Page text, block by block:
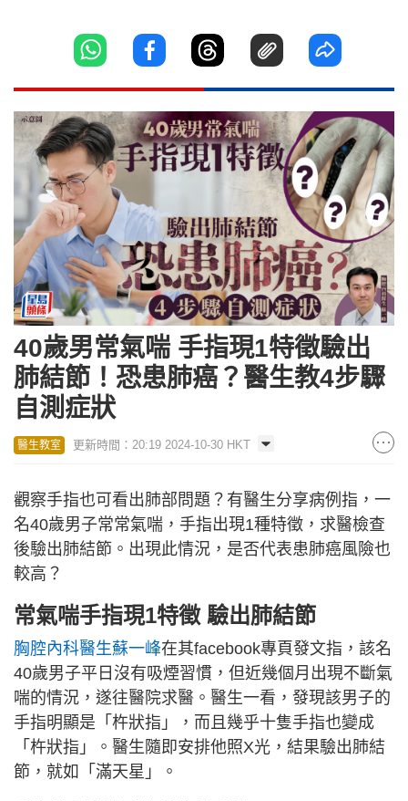
40歲男常氣喘 手指現1特徵驗出
肺結節！恐患肺癌？醫生教4步驟
自測症狀
醫生教室 更新時間：20:19 2024-10-30 HKT
觀察手指也可看出肺部問題？有醫生分享病例指，一
名40歲男子常常氣喘，手指出現1種特徵，求醫檢查
後驗出肺結節。出現此情況，是否代表患肺癌風險也
較高？
常氣喘手指現1特徵 驗出肺結節
胸腔內科醫生蘇一峰在其facebook專頁發文指，該名
40歲男子平日沒有吸煙習慣，但近幾個月出現不斷氣
喘的情況，遂往醫院求醫。醫生一看，發現該男子的
手指明顯是「杵狀指」，而且幾乎十隻手指也變成
「杵狀指」。醫生隨即安排他照X光，結果驗出肺結
節，就如「滿天星」。